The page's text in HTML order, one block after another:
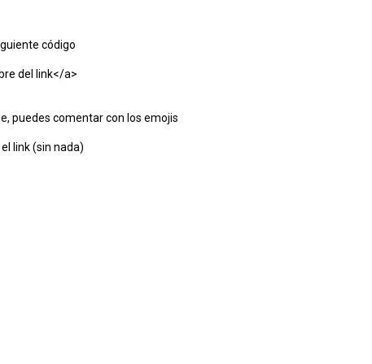
código
del link</a>
puedes comentar con los emojis
link (sin nada)